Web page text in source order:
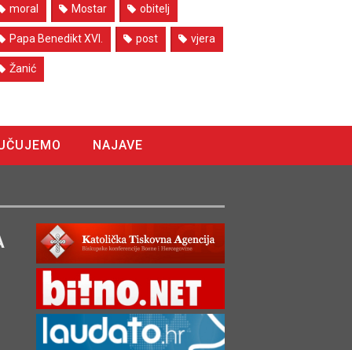
moral Mostar obitelj
Papa Benedikt XVI. post vjera
Žanić
NAJAVE